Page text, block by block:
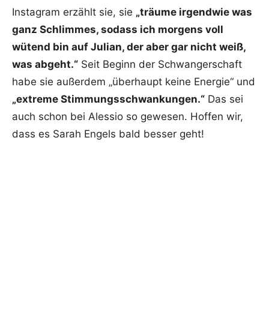
Instagram erzählt sie, sie „träume irgendwie was
ganz Schlimmes, sodass ich morgens voll
wütend bin auf Julian, der aber gar nicht weiß,
was abgeht.“ Seit Beginn der Schwangerschaft
habe sie außerdem „überhaupt keine Energie“ und
„extreme Stimmungsschwankungen.“ Das sei
auch schon bei Alessio so gewesen. Hoffen wir,
dass es Sarah Engels bald besser geht!